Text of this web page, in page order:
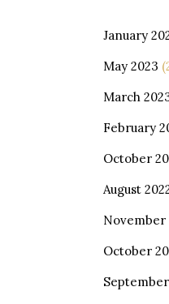
January
May 2023
March
February
October
August
November
October
September